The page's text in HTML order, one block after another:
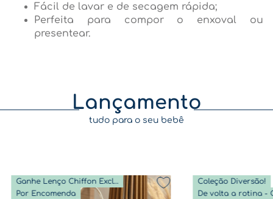
Fácil de lavar e de secagem rápida;
Perfeita para compor o enxoval ou
presentear.
Lançamento
tudo para o seu bebê
Ganhe Lenço Chiffon Exclusivo
Por Encomenda
Coleção Diversão!